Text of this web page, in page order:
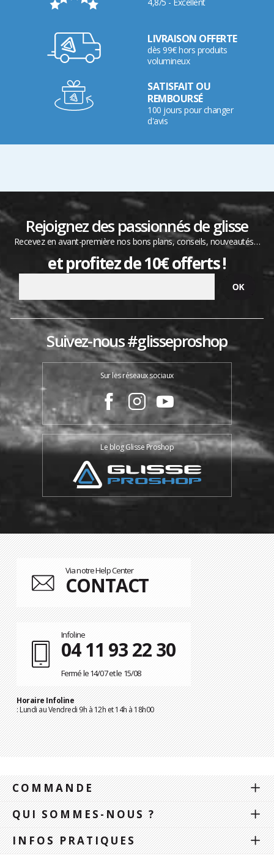
4,8/5 - Excellent
LIVRAISON OFFERTE
dès 99€ hors produits
volumineux
SATISFAIT OU
REMBOURSÉ
100 jours pour changer
d'avis
Rejoignez des passionnés de glisse
Recevez en avant-première nos bons plans, conseils, nouveautés…
et profitez de 10€ offerts !
Suivez-nous #glisseproshop
Sur les réseaux sociaux
Le blog Glisse Proshop
Via notre Help Center
CONTACT
Infoline
04 11 93 22 30
Fermé le 14/07 et le 15/08
Horaire Infoline
: Lundi au Vendredi 9h à 12h et 14h à 18h00
COMMANDE
QUI SOMMES-NOUS ?
INFOS PRATIQUES